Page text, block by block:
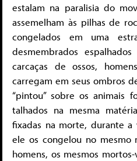
estalam na paralisia do
assemelham às pilhas de
congelados em uma
desmembrados
carcaças de ossos,
carregam em seus ombros
“pintou” sobre os animais
talhados na mesma
fixadas na morte, durante a
ele os congelou no mesmo
homens, os mesmos